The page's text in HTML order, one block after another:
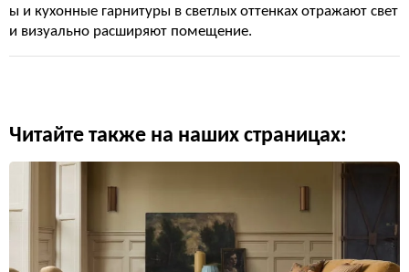
ы и кухонные гарнитуры в светлых оттенках отражают свет
и визуально расширяют помещение.
Читайте также на наших страницах: